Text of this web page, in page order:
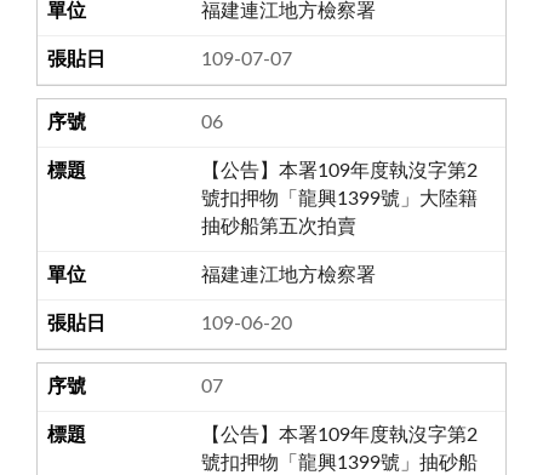
福建連江地方檢察署
109-07-07
06
【公告】本署109年度執沒字第2
號扣押物「龍興1399號」大陸籍
抽砂船第五次拍賣
福建連江地方檢察署
109-06-20
07
【公告】本署109年度執沒字第2
號扣押物「龍興1399號」抽砂船